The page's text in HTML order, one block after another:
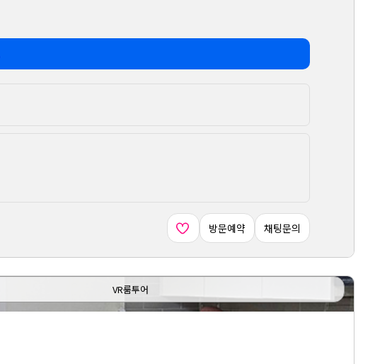
방문예약 채팅문의
VR룸투어